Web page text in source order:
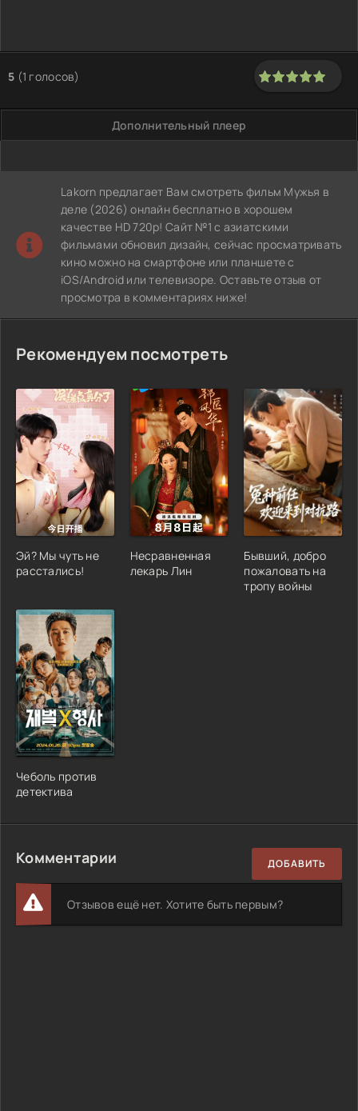
5 (1 голосов)
Дополнительный плеер
Lakorn предлагает Вам смотреть фильм Мужья в
деле (2026) онлайн бесплатно в хорошем
качестве HD 720p! Сайт №1 с азиатскими
фильмами обновил дизайн, сейчас просматривать
кино можно на смартфоне или планшете с
iOS/Android или телевизоре. Оставьте отзыв от
просмотра в комментариях ниже!
Рекомендуем посмотреть
Эй? Мы чуть не
расстались!
Несравненная
лекарь Лин
Бывший, добро
пожаловать на
тропу войны
Чеболь против
детектива
Комментарии ДОБАВИТЬ
Отзывов ещё нет. Хотите быть первым?